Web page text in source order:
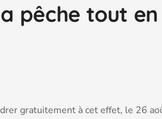
pêche tout
gratuitement à cet effet, le 26